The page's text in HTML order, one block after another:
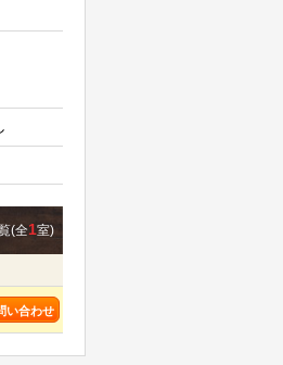
(全1室)
い合わせ